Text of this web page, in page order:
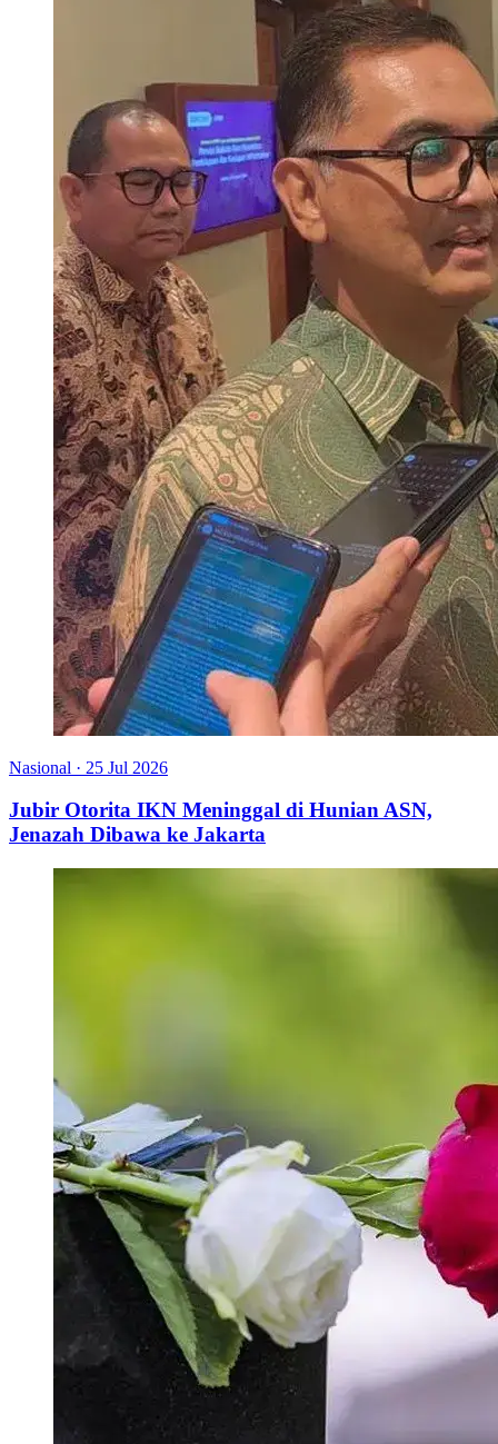
Nasional · 25 Jul 2026
Jubir Otorita IKN Meninggal di Hunian ASN,
Jenazah Dibawa ke Jakarta